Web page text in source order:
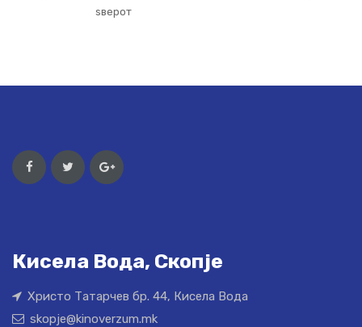
ѕверот
Кисела Вода, Скопје
Христо Татарчев бр. 44, Кисела Вода
skopje@kinoverzum.mk